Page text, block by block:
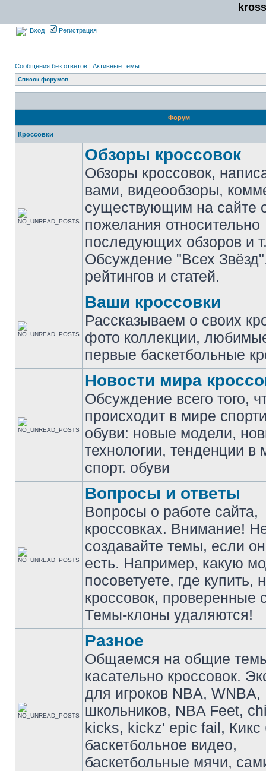
Вход Регистрация
Сообщения без ответов | Активные темы
Список форумов
Форум
Кроссовки
Обзоры кроссовок
Обзоры кроссовок,
вами, видеообзоры,
существующим на сайте
пожелания относительно
последующих обзоров и
Обсуждение "Всех
рейтингов и статей.
Ваши кроссовки
Рассказываем о своих
фото коллекции,
первые баскетбольные
Новости мира
Обсуждение всего того,
происходит в мире
обуви: новые модели,
технологии, тенденции в
спорт. обуви
Вопросы и ответы
Вопросы о работе сайта,
кроссовках. Внимание!
создавайте темы, если
есть. Например, какую
посоветуете, где купить,
кроссовок, проверенные
Темы-клоны удаляются!
Разное
Общаемся на общие
касательно кроссовок.
для игроков NBA, WNBA,
школьников, NBA Feet,
kicks, kickz' epic fail, Кикс
баскетбольное видео,
баскетбольные мячи,